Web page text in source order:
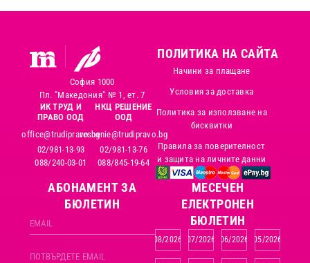
София 1000
Пл. "Македония" № 1, ет. 7
ИК ТРУД И
ПРАВО ООД
office@trudipravo.bg
02/981-13-93
088/240-03-01
НКЦ РЕШЕНИЕ
ООД
reshenie@trudipravo.bg
02/981-13-76
088/845-19-64
ПОЛИТИКА НА САЙТА
Начини за плащане
Условия за доставка
Политика за използване на
бисквитки
Правила за поверителност
и защита на личните данни
АБОНАМЕНТ ЗА
БЮЛЕТИН
MЕСЕЧЕН
ЕЛЕКТРОНЕН
БЮЛЕТИН
08/2026 07/2026 06/2026 05/2026